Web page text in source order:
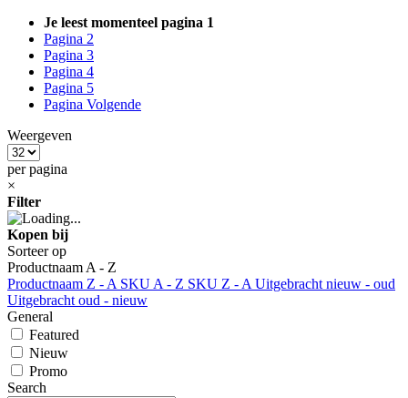
Je leest momenteel pagina 1
Pagina 2
Pagina 3
Pagina 4
Pagina 5
Pagina Volgende
Weergeven
per pagina
×
Filter
Kopen bij
Sorteer op
Productnaam A - Z
Productnaam Z - A SKU A - Z SKU Z - A Uitgebracht nieuw - oud
Uitgebracht oud - nieuw
General
Featured
Nieuw
Promo
Search